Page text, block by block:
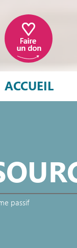
ACCUEIL
passif